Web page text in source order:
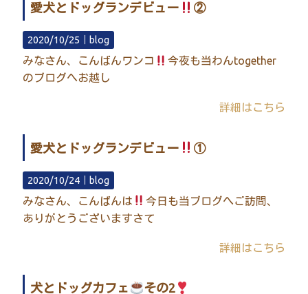
愛犬とドッグランデビュー ②
2020/10/25｜blog
みなさん、こんばんワンコ
今夜も当わんtogether
のブログへお越し
詳細はこちら
愛犬とドッグランデビュー ①
2020/10/24｜ blog
みなさん、こんばんは
今日も当ブログへご訪問、
ありがとうございますさて
詳細はこちら
犬とドッグカフェ その2